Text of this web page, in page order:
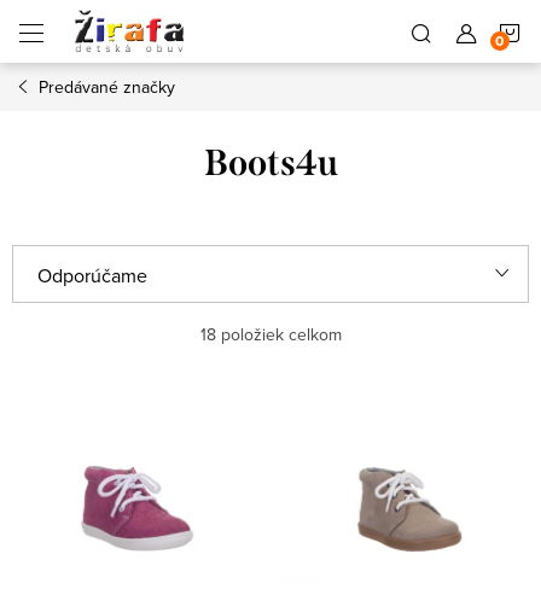
obsah
Predávané značky
Boots4u
a
Odporúčame
Abecedne
18položiek celkom